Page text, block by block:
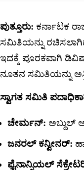
ಪುತ್ತೂರು: ಕರ್ನಾಟಕ
ಸಮಿತಿಯನ್ನು
ಇದಕ್ಕೆ ಪೂರಕವಾಗಿ
ನೂತನ ಸಮಿತಿಯನ್ನು
ಸ್ವಾಗತ ಸಮಿತಿ
ಚೇರ್ಮನ್: ಅಬ್ದುಲ್
ಜನರಲ್ ಕನ್ವೀನರ್:
ಫೈನಾನ್ಸಿಯಲ್